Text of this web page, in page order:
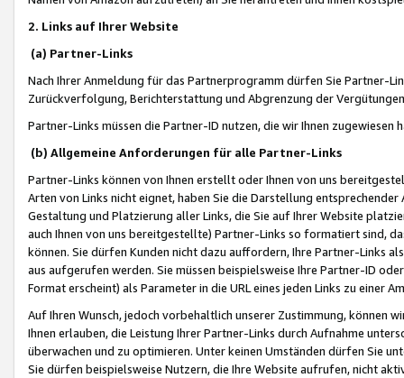
2. Links auf Ihrer Website
(a) Partner-Links
Nach Ihrer Anmeldung für das Partnerprogramm dürfen Sie Partner-
Zurückverfolgung, Berichterstattung und Abgrenzung der
Partner-Links müssen die Partner-ID nutzen, die wir Ihnen zugewiesen
(b) Allgemeine Anforderungen für alle Partner-Links
Partner-Links können von Ihnen erstellt oder Ihnen von uns
Arten von Links nicht eignet, haben Sie die Darstellung
Gestaltung und Platzierung aller Links, die Sie auf Ihrer Website
auch Ihnen von uns bereitgestellte) Partner-Links so formatiert sind,
können. Sie dürfen Kunden nicht dazu auffordern, Ihre Partner-Links
aus aufgerufen werden. Sie müssen beispielsweise Ihre Partner-ID
Format erscheint) als Parameter in die URL eines jeden Links zu einer
Auf Ihren Wunsch, jedoch vorbehaltlich unserer Zustimmung, können
Ihnen erlauben, die Leistung Ihrer Partner-Links durch Aufnahme
überwachen und zu optimieren. Unter keinen Umständen dürfen Sie
Sie dürfen beispielsweise Nutzern, die Ihre Website aufrufen, nicht